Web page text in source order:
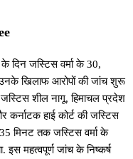
दिन जस्टिस वर्मा के 30,
खिलाफ आरोपों की जांच शुरू
जस्टिस शील नागू, हिमाचल प्रदेश
कर्नाटक हाई कोर्ट की जस्टिस
मिनट तक जस्टिस वर्मा के
महत्वपूर्ण जांच के निष्कर्ष